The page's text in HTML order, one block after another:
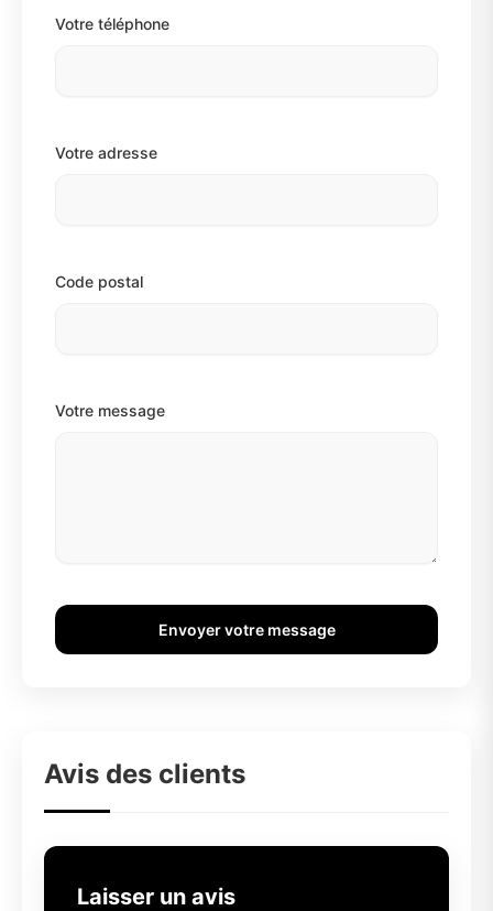
Votre téléphone
Votre adresse
Code postal
Votre message
Envoyer votre message
Avis des clients
Laisser un avis